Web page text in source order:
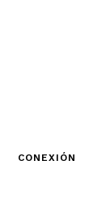
CONEXIÓN